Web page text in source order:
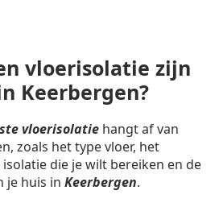
vloerisolatie zijn
Keerbergen?
vloerisolatie hangt af van
zoals het type vloer, het
die je wilt bereiken en de
je huis in Keerbergen.